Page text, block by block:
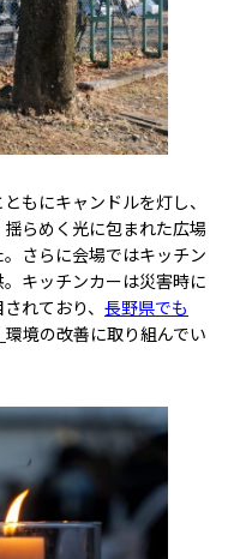
もにキャンドルを灯し、
らめく光に包まれた広場
さらに会場ではキッチン
キッチンカーは災害時に
れており、 長野県でも
環境の改善に取り組んでい